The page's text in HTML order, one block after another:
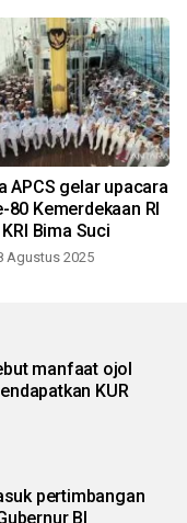
APCS gelar upacara
80 Kemerdekaan RI
Bima Suci
Agustus 2025
manfaat ojol
KUR
pertimbangan
BI